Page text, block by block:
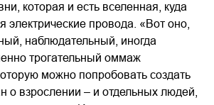
которая и есть вселенная, куда
электрические провода. «Вот оно,
наблюдательный, иногда
трогательный оммаж
можно попробовать создать
о взрослении – и отдельных людей,